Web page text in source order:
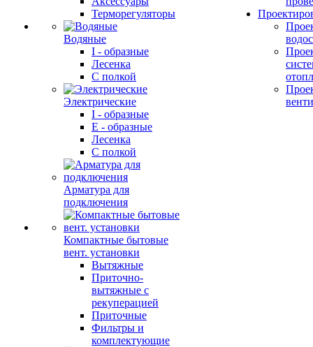
Терморегуляторы
Водяные
I - образные
Лесенка
С полкой
Электрические
I - образные
E - образные
Лесенка
С полкой
Арматура для
подключения
Компактные бытовые
вент. установки
Вытяжные
Приточно-
вытяжные с
рекуперацией
Приточные
Фильтры и
комплектующие